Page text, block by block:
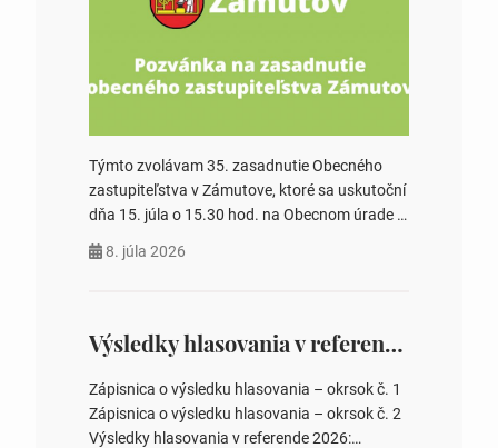
Týmto zvolávam 35. zasadnutie Obecného
zastupiteľstva v Zámutove, ktoré sa uskutoční
dňa 15. júla o 15.30 hod. na Obecnom úrade v
rokovania 2. Schválenie návrhovej komisie a
zastupiteľstiev, počtu poslancov obecných
zastupiteľstiev v nich 4. Schválenie odpredaja
obecného pozemku –…
8. júla 2026
Výsledky hlasovania v referende 2026
Zápisnica o výsledku hlasovania – okrsok č. 1
Zápisnica o výsledku hlasovania – okrsok č. 2
Výsledky hlasovania v referende 2026: